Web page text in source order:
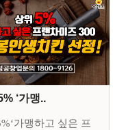
‘가맹..
가맹하고 싶은 프